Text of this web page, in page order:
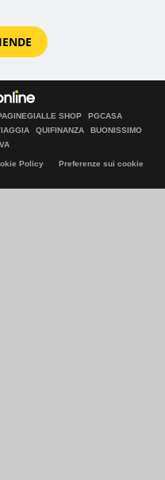
SHOP
PGCASA
QUIFINANZA
BUONISSIMO
Policy
Preferenze sui cookie